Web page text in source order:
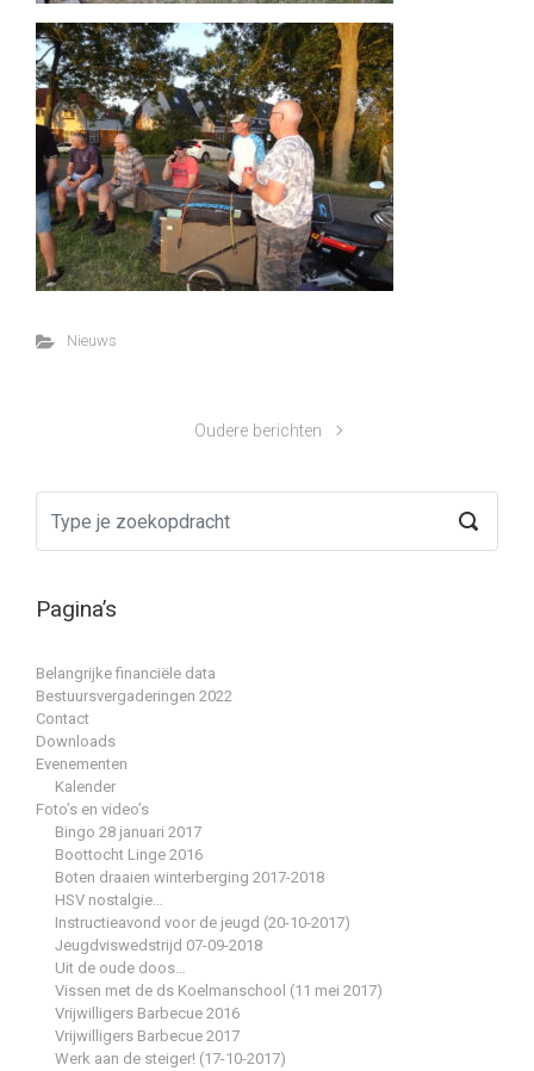
Nieuws
Oudere berichten
Pagina’s
Belangrijke financiële data
Bestuursvergaderingen 2022
Contact
Downloads
Evenementen
Kalender
Foto’s en video’s
Bingo 28 januari 2017
Boottocht Linge 2016
Boten draaien winterberging 2017-2018
HSV nostalgie…
Instructieavond voor de jeugd (20-10-2017)
Jeugdviswedstrijd 07-09-2018
Uit de oude doos…
Vissen met de ds Koelmanschool (11 mei 2017)
Vrijwilligers Barbecue 2016
Vrijwilligers Barbecue 2017
Werk aan de steiger! (17-10-2017)